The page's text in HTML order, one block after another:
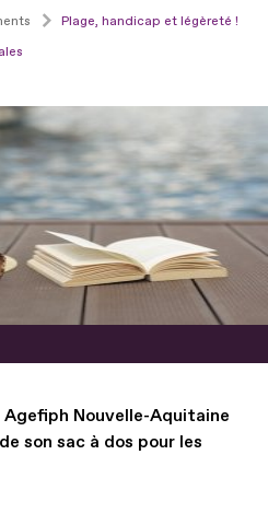
Plage, handicap et légèreté !
Nouvelle-Aquitaine
son sac à dos pour les